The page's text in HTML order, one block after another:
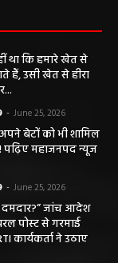
गायब महिला की
- June 10, 2026
द्वारा
शामिल होगी,
जिम्मेदार नहीं
ऐसी सामग्री के